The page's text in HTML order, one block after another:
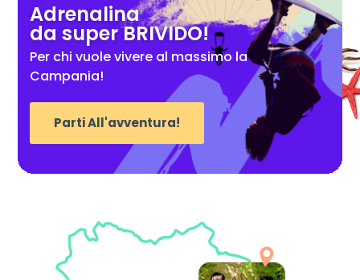
Adrenalina
da super BRIVIDO!
Per chi vuole vivere al massimo la
Campania!
Parti All'avventura!